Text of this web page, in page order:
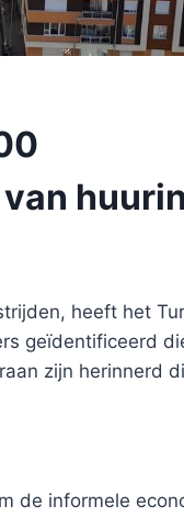
heeft het
geïdentificeerd
zijn herinnerd
de informele